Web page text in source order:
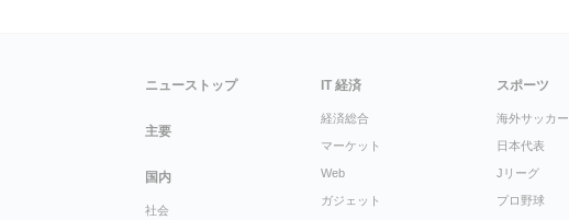
ニューストップ
主要
国内
社会
IT 経済
経済総合
マーケット
Web
ガジェット
スポーツ
海外サッカー
日本代表
Jリーグ
プロ野球